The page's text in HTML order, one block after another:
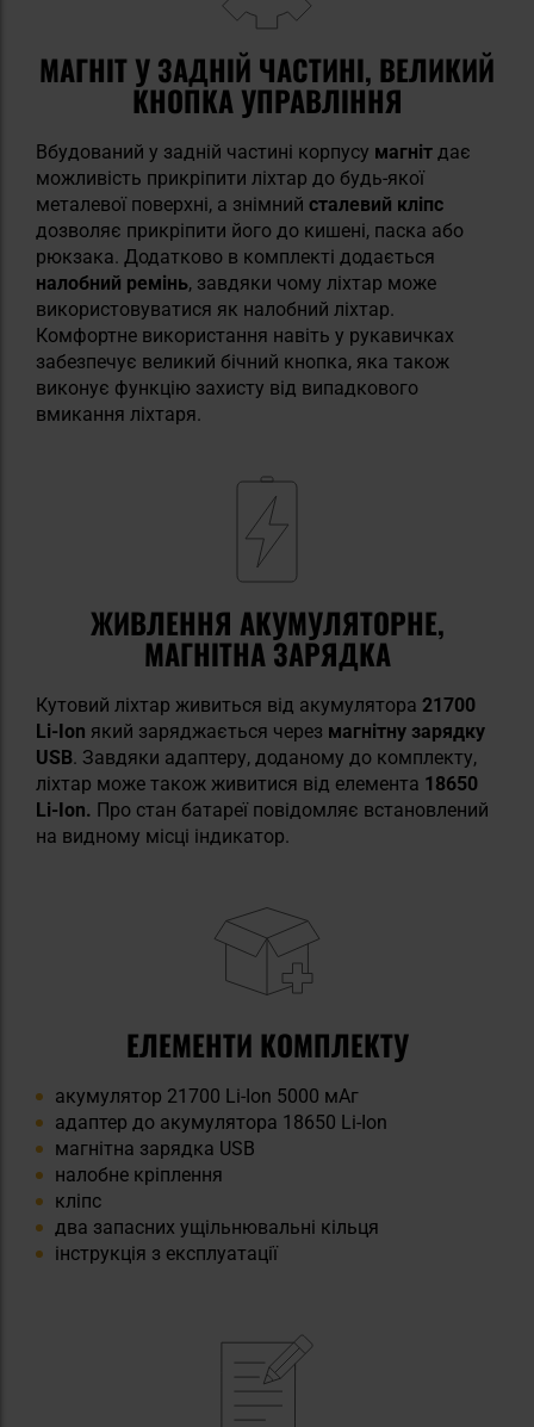
МАГНІТ У ЗАДНІЙ ЧАСТИНІ, ВЕЛИКИЙ
КНОПКА УПРАВЛІННЯ
Вбудований у задній частині корпусу магніт дає
можливість прикріпити ліхтар до будь-якої
металевої поверхні, а знімний сталевий кліпс
дозволяє прикріпити його до кишені, паска або
рюкзака. Додатково в комплекті додається
налобний ремінь, завдяки чому ліхтар може
використовуватися як налобний ліхтар.
Комфортне використання навіть у рукавичках
забезпечує великий бічний кнопка, яка також
виконує функцію захисту від випадкового
вмикання ліхтаря.
ЖИВЛЕННЯ АКУМУЛЯТОРНЕ,
МАГНІТНА ЗАРЯДКА
Кутовий ліхтар живиться від акумулятора 21700
Li-Ion який заряджається через магнітну зарядку
USB. Завдяки адаптеру, доданому до комплекту,
ліхтар може також живитися від елемента 18650
Li-Ion. Про стан батареї повідомляє встановлений
на видному місці індикатор.
ЕЛЕМЕНТИ КОМПЛЕКТУ
акумулятор 21700 Li-Ion 5000 мАг
адаптер до акумулятора 18650 Li-Ion
магнітна зарядка USB
налобне кріплення
кліпс
два запасних ущільнювальні кільця
інструкція з експлуатації